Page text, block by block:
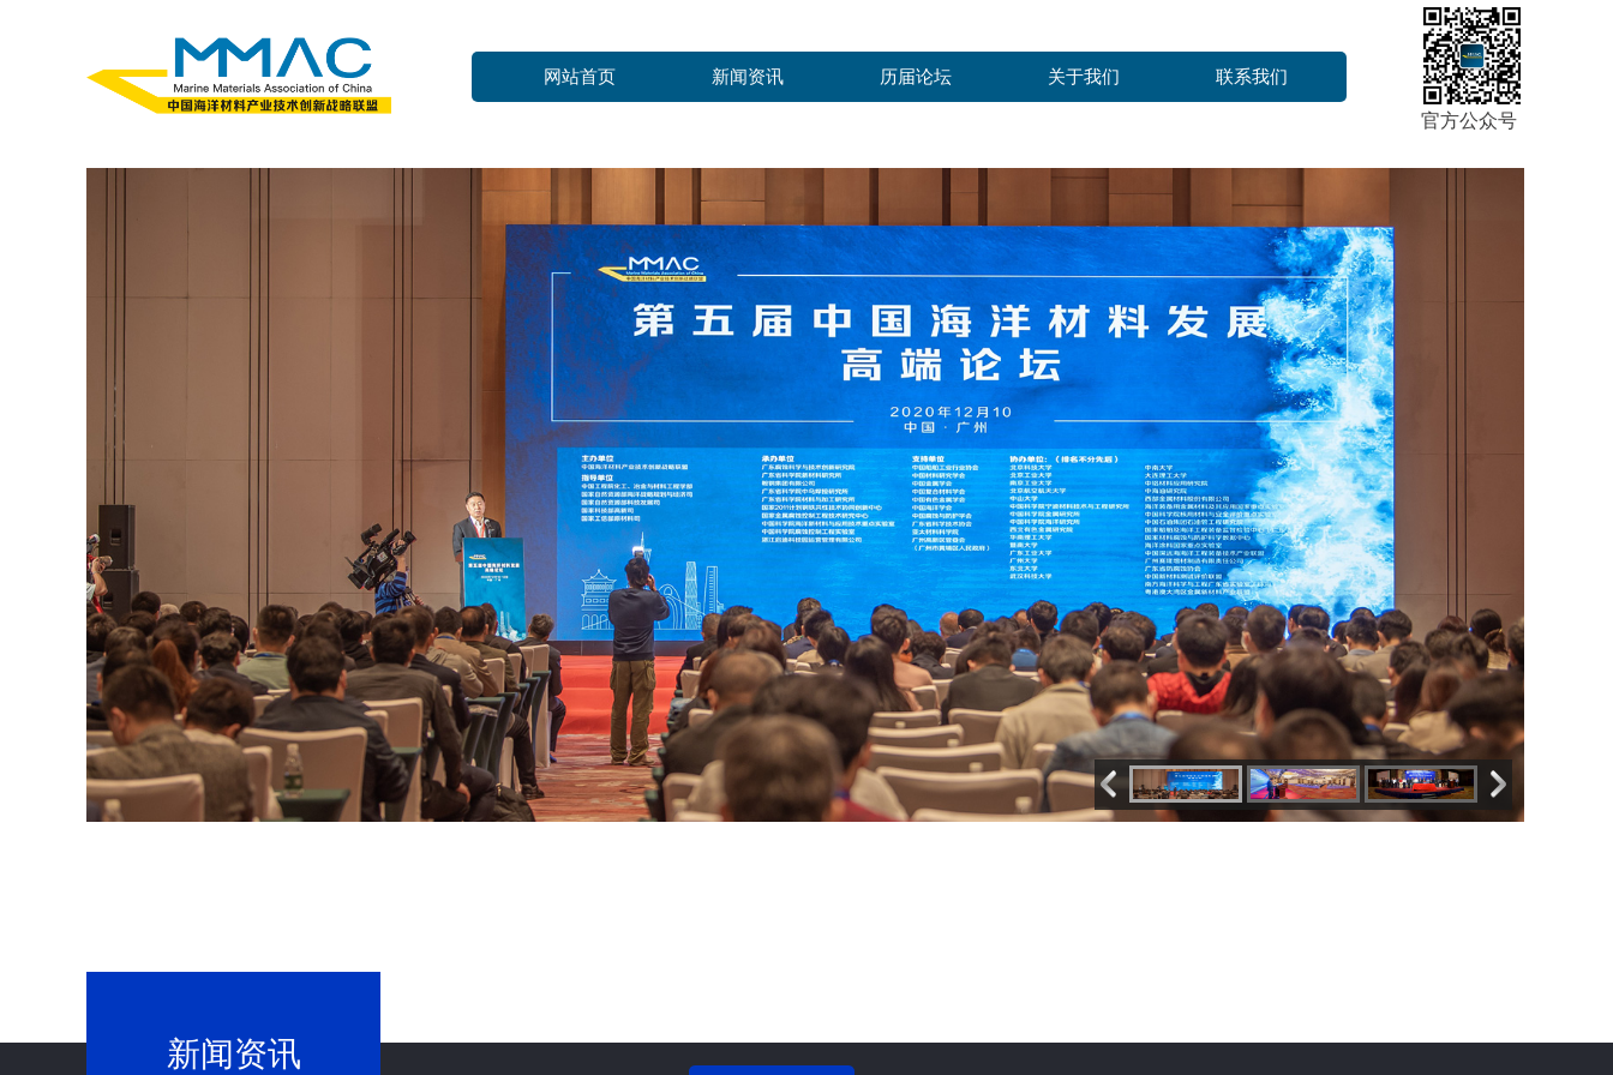
网站首页 新闻资讯 历届论坛 关于我们 联系我们
官方公众号
为您提供诚信优质贸易服务
跨境全国性专业外贸公司之一
新闻资讯